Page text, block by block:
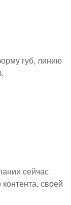
губ, линию
сейчас
своей